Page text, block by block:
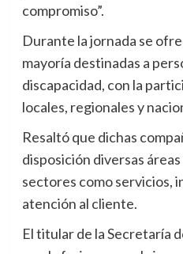
compromiso”.
Durante la jornada se
mayoría destinadas a
discapacidad, con la
locales, regionales y
Resaltó que dichas
disposición diversas
sectores como servicios,
atención al cliente.
El titular de la Secretaría